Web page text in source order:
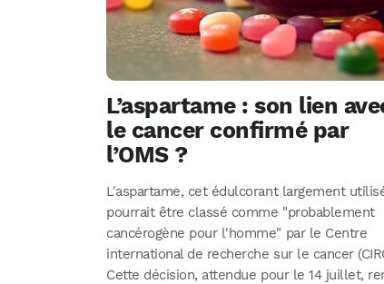
L’aspartame : son lien
le cancer confirmé par
l’OMS ?
L'aspartame, cet édulcorant largement
pourrait être classé comme "probablement
cancérogène pour l'homme" par le Centre
international de recherche sur le cancer
Cette décision, attendue pour le 14 juillet,